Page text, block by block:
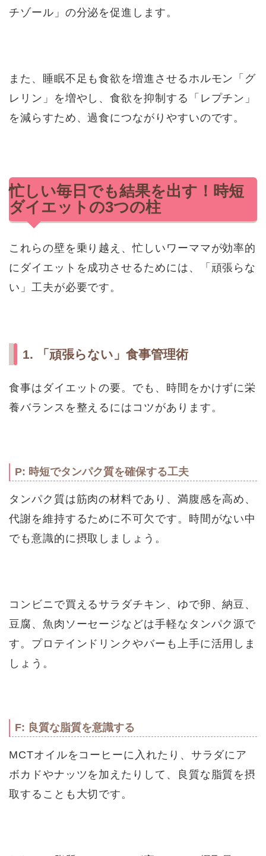
チゾール」の分泌を促進します。
また、睡眠不足も食欲を増進させるホルモン「グ
レリン」を増やし、食欲を抑制する「レプチン」
を減らすため、過食につながりやすいのです。
忙しい毎日でも結果を出す！時短
ダイエットの3つの柱
これらの壁を乗り越え、忙しいワーママが効率的
にダイエットを成功させるためには、「頑張らな
い」工夫が必要です。
1. 「頑張らない」食事管理術
食事はダイエットの要。でも、時間をかけずに栄
養バランスを整えるにはコツがあります。
P: 時短でタンパク質を確保する工夫
タンパク質は筋肉の材料であり、満腹感を高め、
代謝を維持するために不可欠です。時間がない中
でも意識的に摂取しましょう。
コンビニで買えるサラダチキン、ゆで卵、納豆、
豆腐、魚肉ソーセージなどは手軽なタンパク源で
す。プロテインドリンクやバーも上手に活用しま
しょう。
F: 良質な脂質を意識する
MCTオイルをコーヒーに入れたり、サラダにア
ボカドやナッツを加えたりして、良質な脂質を摂
取することも大切です。